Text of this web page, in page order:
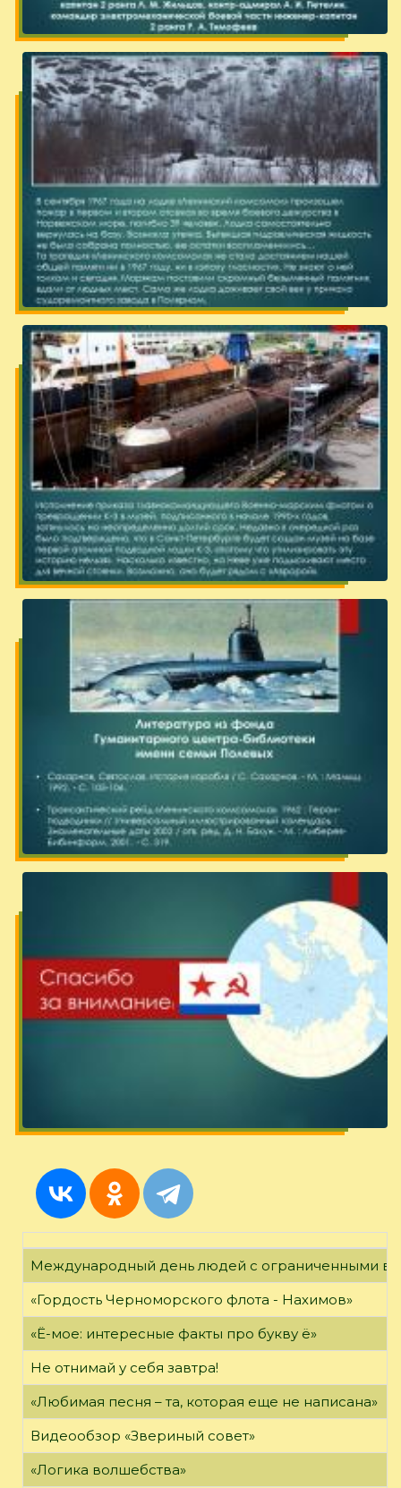
Международный день людей с ограниченными
«Гордость Черноморского флота - Нахимов»
«Ё-мое: интересные факты про букву ё»
Не отнимай у себя завтра!
«Любимая песня – та, которая еще не написана»
Видеообзор «Звериный совет»
«Логика волшебства»